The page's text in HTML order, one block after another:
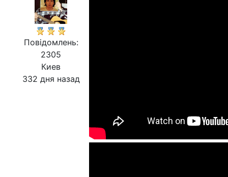
Повідомлень:
2305
Киев
332 дня назад